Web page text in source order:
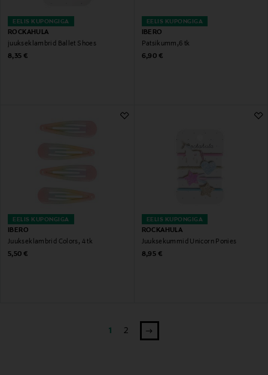
EELIS KUPONGIGA
ROCKAHULA
juukseklambrid Ballet Shoes
Original Price
8,35 €
EELIS KUPONGIGA
IBERO
Patsikumm,6 tk
Original Price
6,90 €
EELIS KUPONGIGA
IBERO
Juukseklambrid Colors, 4 tk
Original Price
5,50 €
EELIS KUPONGIGA
ROCKAHULA
Juuksekummid Unicorn Ponies
Original Price
8,95 €
1 2